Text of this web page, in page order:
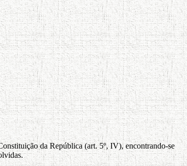
da República (art. 5º, IV), encontrando-se